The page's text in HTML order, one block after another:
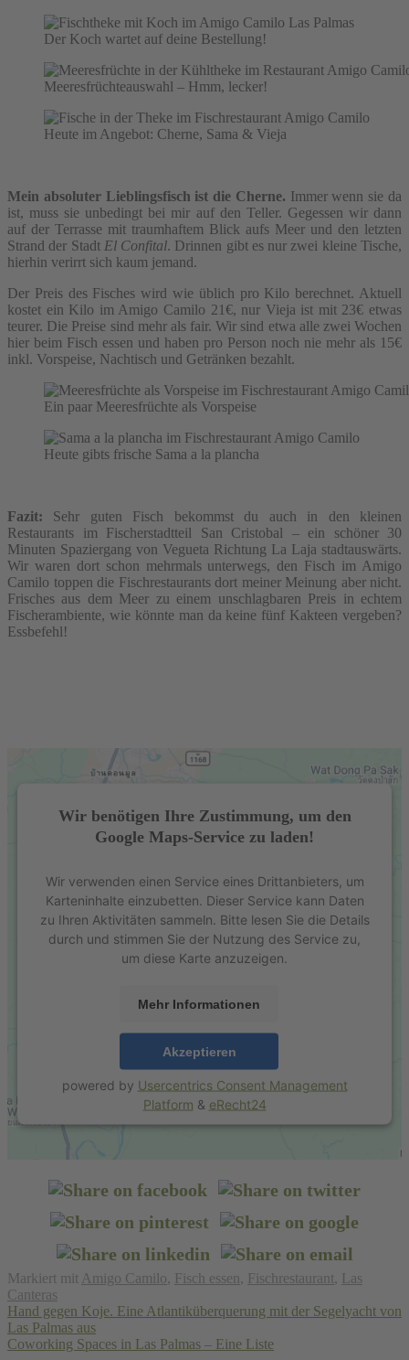
Der Koch wartet auf deine Bestellung!
Meeresfrüchteauswahl – Hmm, lecker!
Heute im Angebot: Cherne, Sama & Vieja
Mein absoluter Lieblingsfisch ist die Cherne. Immer wenn sie da
ist, muss sie unbedingt bei mir auf den Teller. Gegessen wir dann
auf der Terrasse mit traumhaftem Blick aufs Meer und den letzten
Strand der Stadt El Confital. Drinnen gibt es nur zwei kleine Tische,
hierhin verirrt sich kaum jemand.
Der Preis des Fisches wird wie üblich pro Kilo berechnet. Aktuell
kostet ein Kilo im Amigo Camilo 21€, nur Vieja ist mit 23€ etwas
teurer. Die Preise sind mehr als fair. Wir sind etwa alle zwei Wochen
hier beim Fisch essen und haben pro Person noch nie mehr als 15€
inkl. Vorspeise, Nachtisch und Getränken bezahlt.
Ein paar Meeresfrüchte als Vorspeise
Heute gibts frische Sama a la plancha
Fazit: Sehr guten Fisch bekommst du auch in den kleinen
Restaurants im Fischerstadtteil San Cristobal – ein schöner 30
Minuten Spaziergang von Vegueta Richtung La Laja stadtauswärts.
Wir waren dort schon mehrmals unterwegs, den Fisch im Amigo
Camilo toppen die Fischrestaurants dort meiner Meinung aber nicht.
Frisches aus dem Meer zu einem unschlagbaren Preis in echtem
Fischerambiente, wie könnte man da keine fünf Kakteen vergeben?
Essbefehl!
Wir benötigen Ihre Zustimmung, um den
Google Maps-Service zu laden!
Wir verwenden einen Service eines Drittanbieters, um
Karteninhalte einzubetten. Dieser Service kann Daten
zu Ihren Aktivitäten sammeln. Bitte lesen Sie die Details
durch und stimmen Sie der Nutzung des Service zu,
um diese Karte anzuzeigen.
Mehr Informationen
Akzeptieren
powered by Usercentrics Consent Management
Platform & eRecht24
Markiert mit Amigo Camilo, Fisch essen, Fischrestaurant, Las
Canteras
Beitragsnavigation
Hand gegen Koje. Eine Atlantiküberquerung mit der Segelyacht von
Las Palmas aus
Coworking Spaces in Las Palmas – Eine Liste